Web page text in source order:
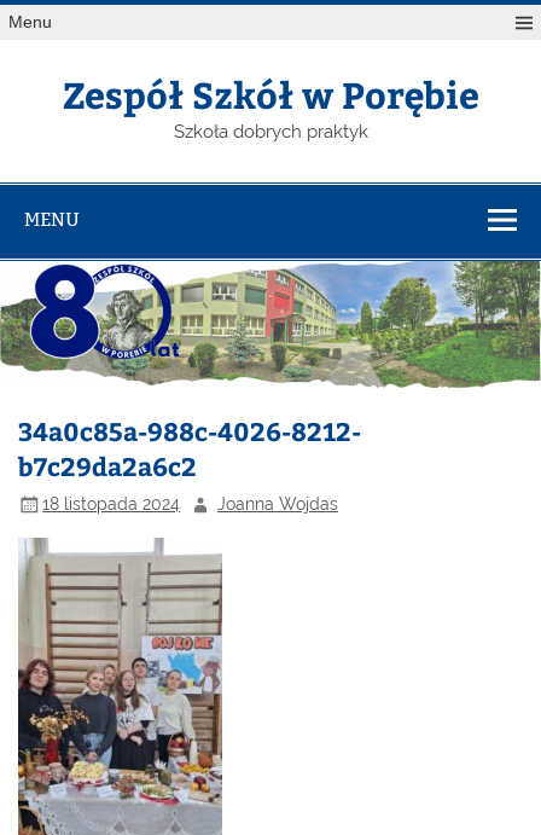
Menu
Zespół Szkół w Porębie
Szkoła dobrych praktyk
MENU
34a0c85a-988c-4026-8212-
b7c29da2a6c2
18 listopada 2024 Joanna Wojdas